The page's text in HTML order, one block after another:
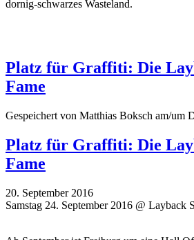
dornig-schwarzes Wasteland.
Platz für Graffiti: Die
Fame
Gespeichert von Matthias Boksch am/um
Platz für Graffiti: Die
Fame
20. September 2016
Samstag 24. September 2016 @ Layback